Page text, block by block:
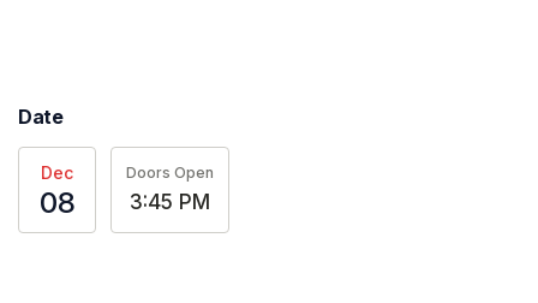
Date
Dec
08
Doors Open
3:45 PM